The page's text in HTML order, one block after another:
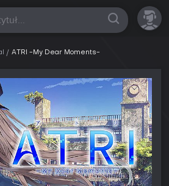
ATRI -My Dear Moments-